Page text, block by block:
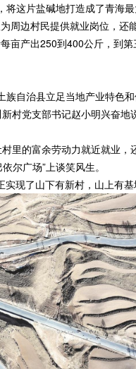
这片盐碱地打造成了青海最
边村民提供就业岗位，还
产出250到400公斤，到
治县立足当地产业特色和
党支部书记赵小明兴奋地
的富余劳动力就近就业，
尔广场”上谈笑风生。
了山下有新村，山上有